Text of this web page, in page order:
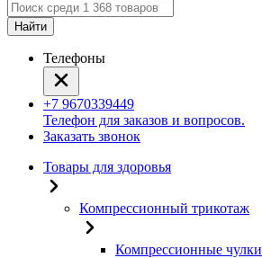
Найти
Телефоны
+7 9670339449
Телефон для заказов и вопросов.
Заказать звонок
Товары для здоровья
Компрессионный трикотаж
Компрессионные чулки